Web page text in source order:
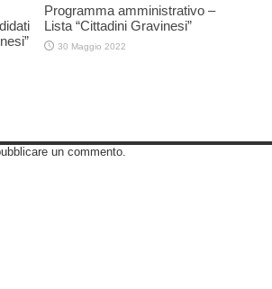
Programma amministrativo –
Lista “Cittadini Gravinesi”
30 Maggio 2022
un commento.